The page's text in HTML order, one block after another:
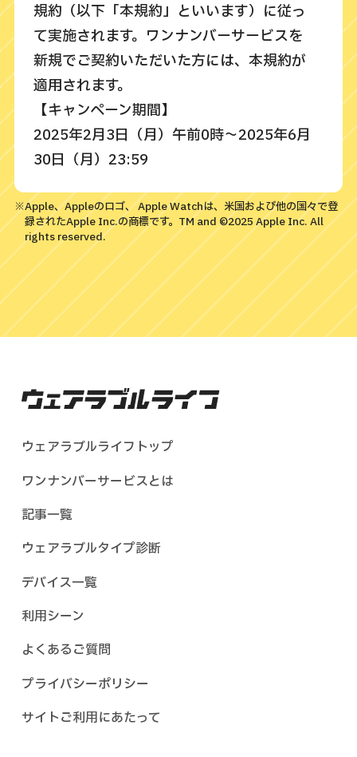
規約（以下「本規約」といいます）に従っ
て実施されます。ワンナンバーサービスを
新規でご契約いただいた方には、本規約が
適用されます。
【キャンペーン期間】
2025年2月3日（月）午前0時～2025年6月
30日（月）23:59
キャンペーン期間内に以下の条件のすべて
を満たした方にdポイント（期間・用途限
定）549ポイントを進呈いたします。
＜ポイント進呈条件＞
以下の条件を全て満たした方がポイント進
呈の対象となります。
ビスを新規でご契約いただいた方
2.dポイントクラブ会員の方
退会されている場合はポイント進呈対象外
となります。
dポイント（期間・用途限定）549ポイント
※ポイント進呈はおひとり様につき1回ま
でとなります。
社のスマートフォンの購入、dマーケッ
ト、ローソン等の街のお店での利用等、幅
ポイントと異なり、利用用途が限定され、
※Apple、Appleのロゴ、 Apple Watchは、米国および他の国々で登
録されたApple Inc.の商標です。TM and ©2025 Apple Inc. All
rights reserved.
ウェアラブルライフトップ
ワンナンバーサービスとは
記事一覧
ウェアラブルタイプ診断
デバイス一覧
利用シーン
よくあるご質問
プライバシーポリシー
サイトご利用にあたって